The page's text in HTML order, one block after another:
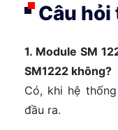
Câu hỏi
1. Module SM
SM1222 không?
Có, khi hệ
đầu ra.